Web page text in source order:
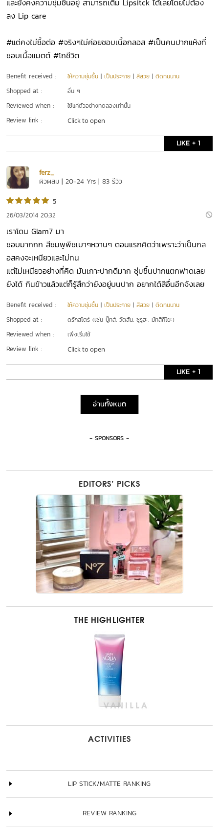
และยังคงความชุ่มชื้นอยู่ สามารถเติม Lipsitck ได้เลยโดยไม่ต้อง
ลง Lip care
#แต่คงไม่ซื้อต่อ #จริงๆไม่ค่อยชอบเนื้อกลอส #เป็นคนปากแห้งที่
ชอบเนื้อแมตต์ #โถชีวิต
Benefit received : ให้ความชุ่มชื้น |เป็นประกาย |สีสวย |ติดทนนาน
Shopped at : อื่น ๆ
Reviewed when : ใช้แค่ตัวอย่างทดลองเท่านั้น
Review link : Click to open
LIKE + 1
ferz_
ผิวผสม | 20-24 Yrs | 83 รีวิว
5
26/03/2014 20:32
เราโดน Glam7 มา
ชอบมากกก สีชมพูพีชเบาๆหวานๆ ตอนแรกคิดว่าเพราะว่าเป็นกล
อสคงจะเหนียวและไม่ทน
แต่ไม่เหนียวอย่างที่คิด มันเกาะปากดีมาก ชุ่มชื้นปากแตกฟาดเลย
ยังได้ กินข้าวแล้วแต่ก็รู้สึกว่ายังอยู่บนปาก อยากได้สีอื่นอีกจังเลย
Benefit received : ให้ความชุ่มชื้น |เป็นประกาย |สีสวย |ติดทนนาน
Shopped at : ดรักสโตร์ (เช่น บู๊ทส์, วัตสัน, ซูรูฮะ, มัทสึคิโยะ)
Reviewed when : เพิ่งเริ่มใช้
Review link : Click to open
LIKE + 1
อ่านทั้งหมด
- SPONSORS -
EDITORS’ PICKS
THE HIGHLIGHTER
ACTIVITIES
LIP STICK/MATTE RANKING
REVIEW RANKING